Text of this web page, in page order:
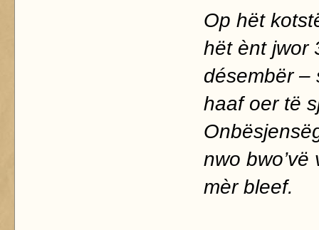
Op hët
hët ènt jwor
désembër –
haaf oer të
nwo
mèr bleef.